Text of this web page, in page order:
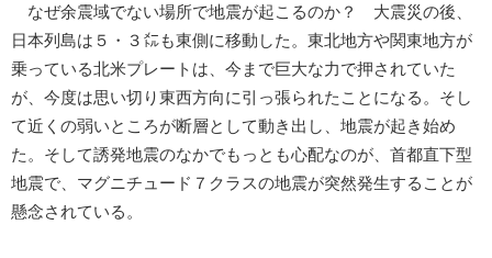
なぜ余震域でない場所で地震が起こるのか？ 大震災の後、
日本列島は５・３㍍も東側に移動した。東北地方や関東地方が
乗っている北米プレートは、今まで巨大な力で押されていた
が、今度は思い切り東西方向に引っ張られたことになる。そし
て近くの弱いところが断層として動き出し、地震が起き始め
た。そして誘発地震のなかでもっとも心配なのが、首都直下型
地震で、マグニチュード７クラスの地震が突然発生することが
懸念されている。